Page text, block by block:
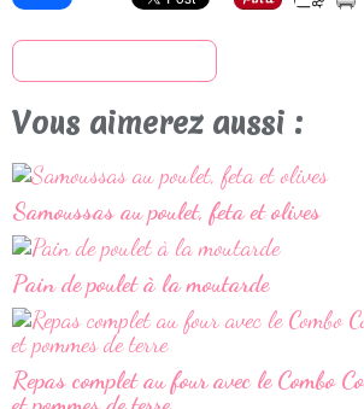
Vous aimerez aussi :
Samoussas au poulet, feta et olives
Pain de poulet à la moutarde
Repas complet au four avec le Combo